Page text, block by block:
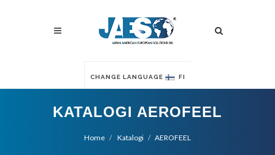
CHANGE LANGUAGE FI
KATALOGI AEROFEEL
Home Katalogi AEROFEEL